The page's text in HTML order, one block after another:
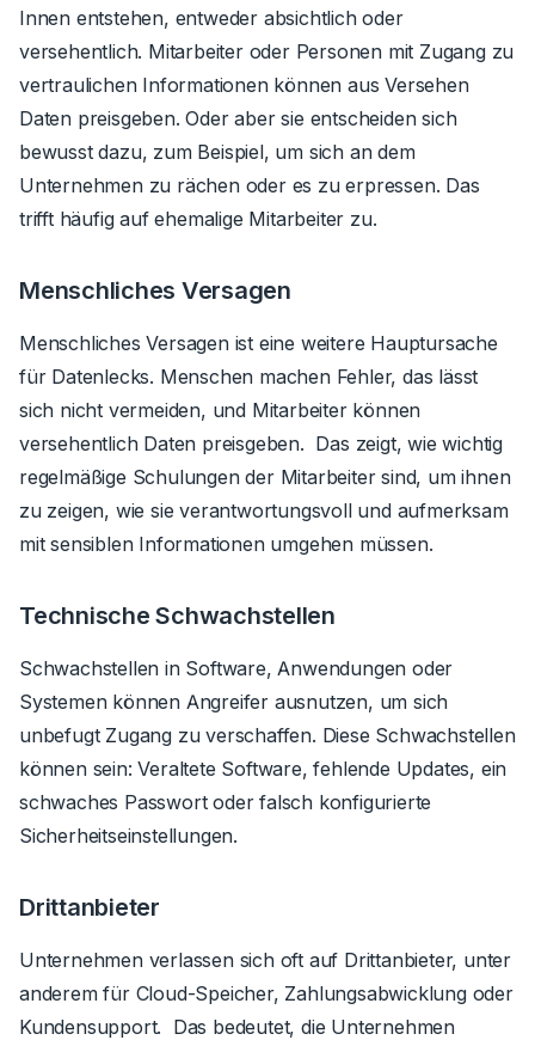
Innen entstehen, entweder absichtlich oder
versehentlich. Mitarbeiter oder Personen mit Zugang zu
vertraulichen Informationen können aus Versehen
Daten preisgeben. Oder aber sie entscheiden sich
bewusst dazu, zum Beispiel, um sich an dem
Unternehmen zu rächen oder es zu erpressen. Das
trifft häufig auf ehemalige Mitarbeiter zu.
Menschliches Versagen
Menschliches Versagen ist eine weitere Hauptursache
für Datenlecks. Menschen machen Fehler, das lässt
sich nicht vermeiden, und Mitarbeiter können
versehentlich Daten preisgeben. Das zeigt, wie wichtig
regelmäßige Schulungen der Mitarbeiter sind, um ihnen
zu zeigen, wie sie verantwortungsvoll und aufmerksam
mit sensiblen Informationen umgehen müssen.
Technische Schwachstellen
Schwachstellen in Software, Anwendungen oder
Systemen können Angreifer ausnutzen, um sich
unbefugt Zugang zu verschaffen. Diese Schwachstellen
können sein: Veraltete Software, fehlende Updates, ein
schwaches Passwort oder falsch konfigurierte
Sicherheitseinstellungen.
Drittanbieter
Unternehmen verlassen sich oft auf Drittanbieter, unter
anderem für Cloud-Speicher, Zahlungsabwicklung oder
Kundensupport. Das bedeutet, die Unternehmen